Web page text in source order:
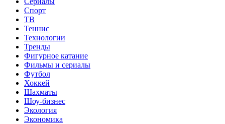
Спорт
ТВ
Теннис
Технологии
Тренды
Фигурное катание
Фильмы и сериалы
Футбол
Хоккей
Шахматы
Шоу-бизнес
Экология
Экономика